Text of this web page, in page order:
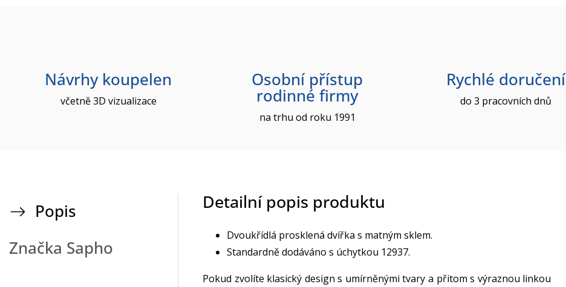
Návrhy koupelen
včetně 3D vizualizace
Osobní přístup
rodinné firmy
na trhu od roku 1991
Rychlé doručení
do 3 pracovních dnů
Popis
Značka Sapho
Detailní popis produktu
Dvoukřídlá prosklená dvířka s matným sklem.
Standardně dodáváno s úchytkou 12937.
Pokud zvolíte klasický design s umírněnými tvary a přitom s výraznou linkou